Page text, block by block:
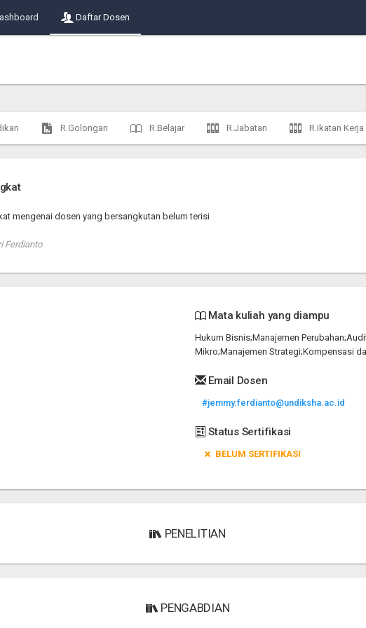
Daftar Dosen
R.Golongan R.Belajar R.Jabatan R.Ikatan Kerja
mengenai dosen yang bersangkutan belum terisi
Ferdianto
Mata kuliah yang diampu
Hukum Bisnis;Manajemen
Mikro;Manajemen Strategi;Kompensasi
Email Dosen
#jemmy.ferdianto@undiksha.ac.id
Status Sertifikasi
BELUM SERTIFIKASI
PENELITIAN
PENGABDIAN